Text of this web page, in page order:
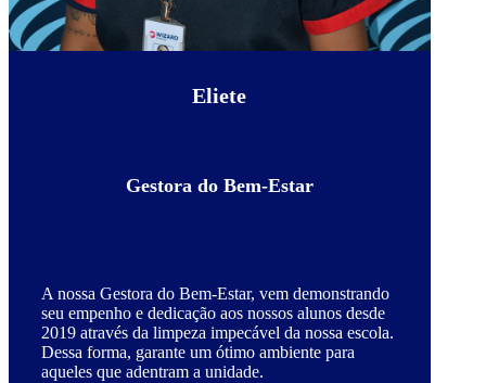
Eliete
Gestora do Bem-Estar
A nossa Gestora do Bem-Estar, vem demonstrando
seu empenho e dedicação aos nossos alunos desde
2019 através da limpeza impecável da nossa escola.
Dessa forma, garante um ótimo ambiente para
aqueles que adentram a unidade.